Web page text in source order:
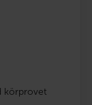
körprovet